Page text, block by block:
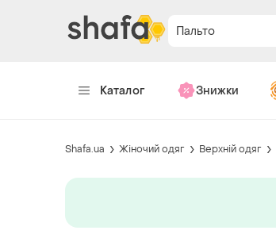
Пальто
Каталог Знижки
Shafa.ua Жіночий одяг Верхній одяг